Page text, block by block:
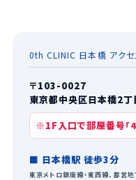
0th CLINIC 日本橋 アクセ
〒103-0027
東京都中央区日本橋2
※1F入口で部屋番号「
■ 日本橋駅 徒歩3分
東京メトロ銀座線・東西線、都営地